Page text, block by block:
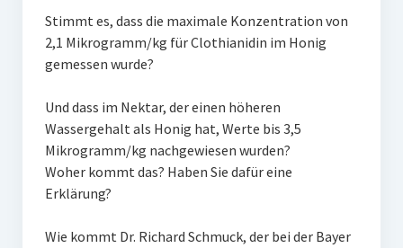
Stimmt es, dass die maximale Konzentration von
2,1 Mikrogramm/kg für Clothianidin im Honig
gemessen wurde?
Und dass im Nektar, der einen höheren
Wassergehalt als Honig hat, Werte bis 3,5
Mikrogramm/kg nachgewiesen wurden?
Woher kommt das? Haben Sie dafür eine
Erklärung?
Wie kommt Dr. Richard Schmuck, der bei der Bayer